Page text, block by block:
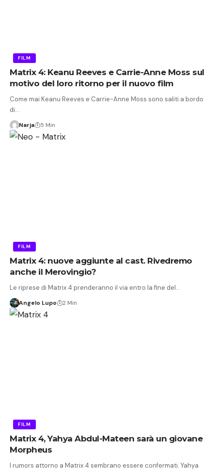
FILM
Matrix 4: Keanu Reeves e Carrie-Anne Moss sul
motivo del loro ritorno per il nuovo film
Come mai Keanu Reeves e Carrie-Anne Moss sono saliti a bordo
di…
Narja 5 Min
FILM
Matrix 4: nuove aggiunte al cast. Rivedremo
anche il Merovingio?
Le riprese di Matrix 4 prenderanno il via entro la fine del…
Angelo Lupo 2 Min
FILM
Matrix 4, Yahya Abdul-Mateen sarà un giovane
Morpheus
I rumors attorno a Matrix 4 sembrano essere confermati. Yahya